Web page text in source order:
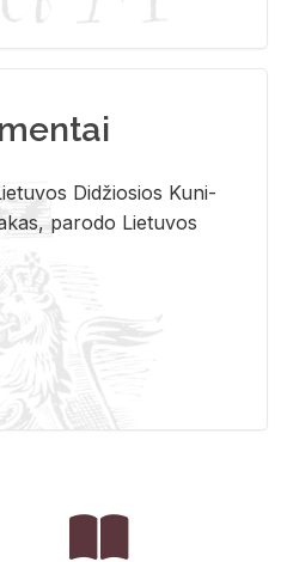
Di­džio­sios Ku­ni­
pa­ro­do Lie­tu­vos